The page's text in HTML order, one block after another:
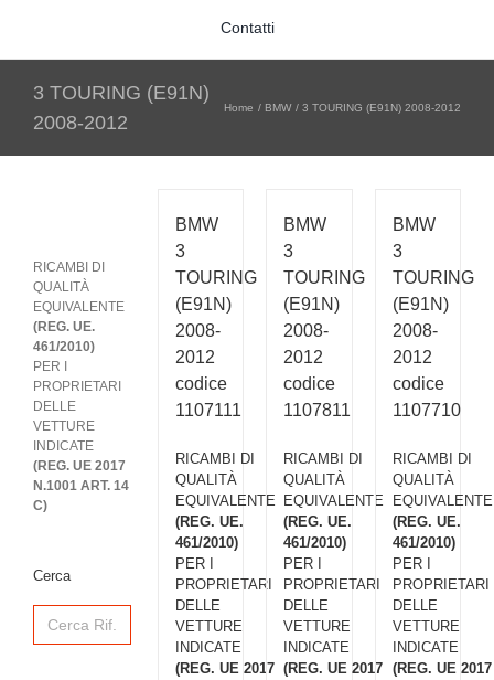
Contatti
3 TOURING (E91N)
2008-2012
Home BMW 3 TOURING (E91N) 2008-2012
BMW
3
TOURING
(E91N)
2008-
2012
codice
1107111
RICAMBI DI
QUALITÀ
EQUIVALENTE
(REG. UE.
461/2010)
PER I
PROPRIETARI
DELLE
VETTURE
INDICATE
(REG. UE 2017
BMW
3
TOURING
(E91N)
2008-
2012
codice
1107811
RICAMBI DI
QUALITÀ
EQUIVALENTE
(REG. UE.
461/2010)
PER I
PROPRIETARI
DELLE
VETTURE
INDICATE
(REG. UE 2017
BMW
3
TOURING
(E91N)
2008-
2012
codice
1107710
RICAMBI DI
QUALITÀ
EQUIVALENTE
(REG. UE.
461/2010)
PER I
PROPRIETARI
DELLE
VETTURE
INDICATE
(REG. UE 2017
RICAMBI DI
QUALITÀ
EQUIVALENTE
(REG. UE.
461/2010)
PER I
PROPRIETARI
DELLE
VETTURE
INDICATE
(REG. UE 2017
N.1001 ART. 14
C)
Cerca
Search
for: